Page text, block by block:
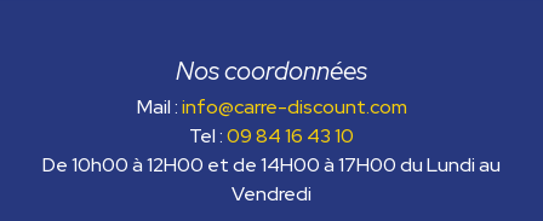
Nos coordonnées
Mail :info@carre-discount.com
Tel :09 84 16 43 10
De 10h00 à 12H00 et de 14H00 à 17H00 du Lundi au
Vendredi